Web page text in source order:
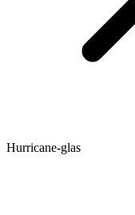
Hurricane-glas